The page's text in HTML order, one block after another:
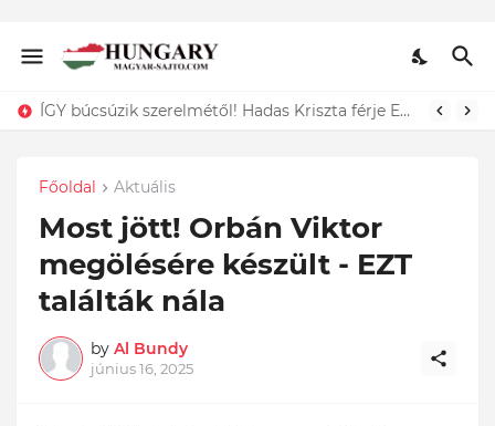
Dráma: Ő az a 11 hónapos kisgyermek, akit egy kukában találtak és csak a szerencsének köszönhető, hogy életben maradt. Döbbenet ami történt:
Főoldal Aktuális
Most jött! Orbán Viktor
megölésére készült - EZT
találták nála
by Al Bundy
június 16, 2025